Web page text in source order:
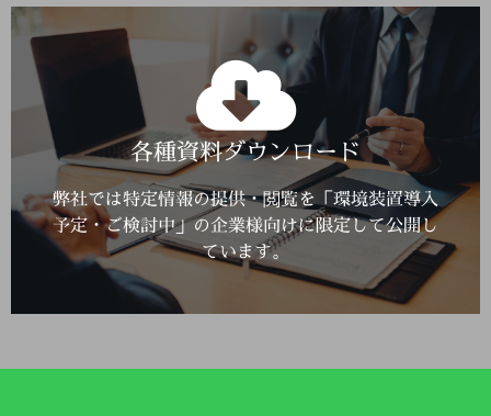
各種資料ダウンロード
弊社では特定情報の提供・閲覧を「環境装置導入
予定・ご検討中」の企業様向けに限定して公開し
ています。
詳しくはこちら
Click Here